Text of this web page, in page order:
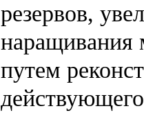
резервов,
наращивания
путем